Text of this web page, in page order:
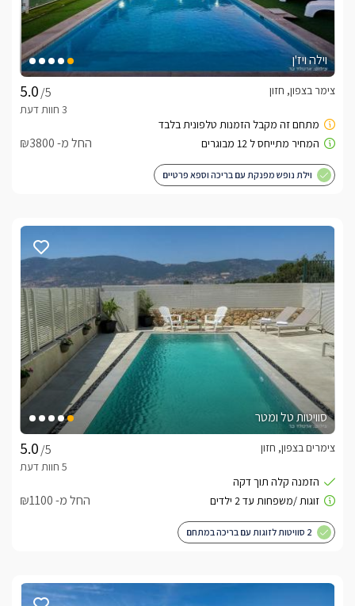
אטרקציות
היישוב תוכלו להנות ממסלולי טיול רבים, רכיבה על סוסים, יקבים
חשוב לדעת
הבריכה מחוממת ומקורה בחודשי החורף
לחצו כאן
וילה ויז'ן
/5
צימר בצפון, חזון
החל מ- ₪3800
וילת נופש מפנקת עם בריכה וספא פרטיים
סוויטות טל ומטר
/5
צימרים בצפון, חזון
החל מ- ₪1100
2 סוויטות לזוגות עם בריכה במתחם